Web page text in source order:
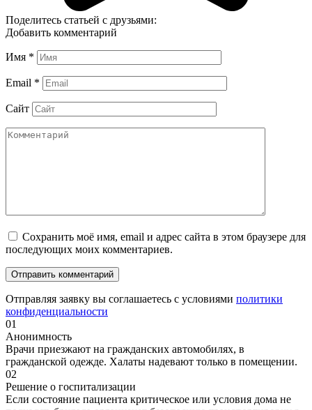
Поделитесь статьей с друзьями:
Добавить комментарий
Имя *
Email *
Сайт
Сохранить моё имя, email и адрес сайта в этом браузере для
последующих моих комментариев.
Отправляя заявку вы соглашаетесь с условиями политики
конфиденциальности
01
Анонимность
Врачи приезжают на гражданских автомобилях, в
гражданской одежде. Халаты надевают только в помещении.
02
Решение о госпитализации
Если состояние пациента критическое или условия дома не